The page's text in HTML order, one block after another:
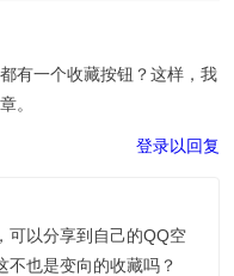
有一个收藏按钮？这样，我
。
登录以回复
可以分享到自己的QQ空
不也是变向的收藏吗？